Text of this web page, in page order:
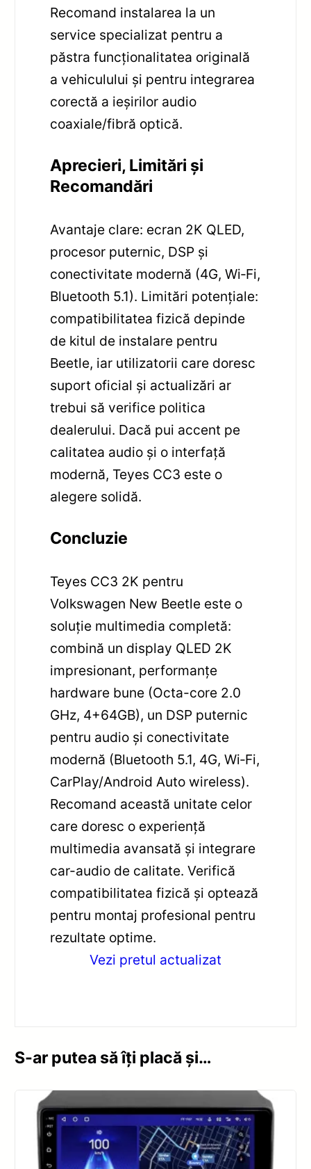
Recomand instalarea la un
service specializat pentru a
păstra funcționalitatea originală
a vehiculului și pentru integrarea
corectă a ieșirilor audio
coaxiale/fibră optică.
Aprecieri, Limitări și
Recomandări
Avantaje clare: ecran 2K QLED,
procesor puternic, DSP și
conectivitate modernă (4G, Wi‑Fi,
Bluetooth 5.1). Limitări potențiale:
compatibilitatea fizică depinde
de kitul de instalare pentru
Beetle, iar utilizatorii care doresc
suport oficial și actualizări ar
trebui să verifice politica
dealerului. Dacă pui accent pe
calitatea audio și o interfață
modernă, Teyes CC3 este o
alegere solidă.
Concluzie
Teyes CC3 2K pentru
Volkswagen New Beetle este o
soluție multimedia completă:
combină un display QLED 2K
impresionant, performanțe
hardware bune (Octa-core 2.0
GHz, 4+64GB), un DSP puternic
pentru audio și conectivitate
modernă (Bluetooth 5.1, 4G, Wi‑Fi,
CarPlay/Android Auto wireless).
Recomand această unitate celor
care doresc o experiență
multimedia avansată și integrare
car-audio de calitate. Verifică
compatibilitatea fizică și optează
pentru montaj profesional pentru
rezultate optime.
Vezi pretul actualizat
S-ar putea să îți placă și…